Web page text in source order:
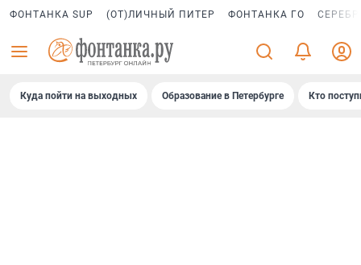
ФОНТАНКА SUP (ОТ)ЛИЧНЫЙ ПИТЕР ФОНТАНКА ГО
Куда пойти на выходных Образование в Петербурге Кто